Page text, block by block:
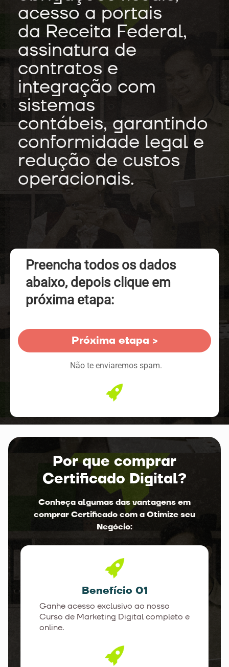
acesso a portais
da Receita Federal,
assinatura de
contratos e
integração com
sistemas
contábeis, garantindo
conformidade legal e
redução de custos
operacionais.
Preencha todos os dados
abaixo, depois clique em
próxima etapa:
Próxima etapa >
Não te enviaremos spam.
Por que comprar
Certificado Digital?
Conheça algumas das vantagens em
comprar Certificado com a Otimize seu
Negócio:
Benefício 01
Ganhe acesso exclusivo ao nosso
Curso de Marketing Digital completo e
online.